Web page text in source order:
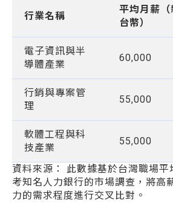
行業名稱
平均月薪（
台幣）
電子資訊與半
導體產業
60,000
行銷與專案管
理
55,000
軟體工程與科
技產業
55,000
資料來源： 此數據基於台灣職場平
考知名人力銀行的市場調查，將高
力的需求程度進行交叉比對。